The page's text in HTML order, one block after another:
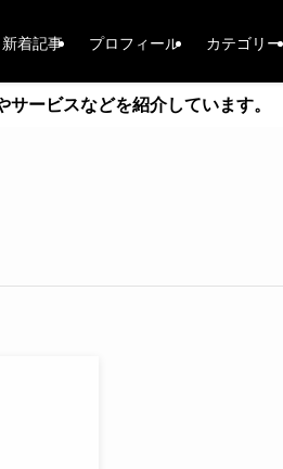
新着記事 プロフィール カテゴリー
ービスなどを紹介しています。